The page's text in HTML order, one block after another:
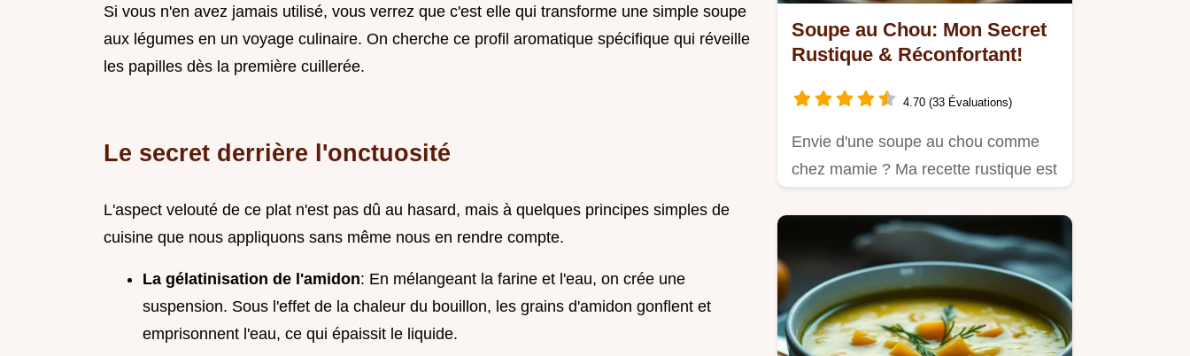
Si vous n'en avez jamais utilisé, vous verrez que c'est elle qui transforme une simple soupe
aux légumes en un voyage culinaire. On cherche ce profil aromatique spécifique qui réveille
les papilles dès la première cuillerée.
Le secret derrière l'onctuosité
L'aspect velouté de ce plat n'est pas dû au hasard, mais à quelques principes simples de
cuisine que nous appliquons sans même nous en rendre compte.
La gélatinisation de l'amidon: En mélangeant la farine et l'eau, on crée une
suspension. Sous l'effet de la chaleur du bouillon, les grains d'amidon gonflent et
emprisonnent l'eau, ce qui épaissit le liquide.
Soupe au Chou: Mon Secret
Rustique & Réconfortant!
4.70 (33 Évaluations)
Envie d'une soupe au chou comme
chez mamie ? Ma recette rustique est